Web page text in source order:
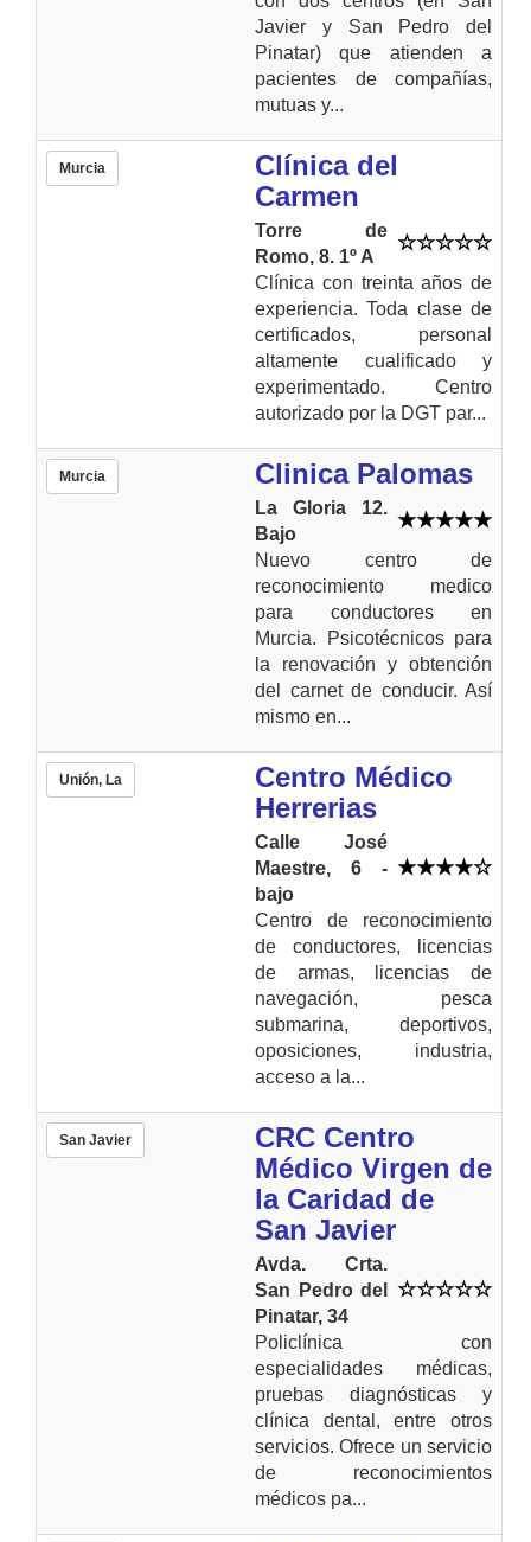
Javier y San Pedro del
Pinatar) que atienden a
pacientes de compañías,
mutuas y...
Murcia
Clínica del
Carmen
Torre de
Romo, 8. 1º A
Clínica con treinta años de
experiencia. Toda clase de
certificados, personal
altamente cualificado y
experimentado. Centro
autorizado por la DGT par...
Murcia Clinica Palomas
La Gloria 12.
Bajo
Nuevo centro de
reconocimiento medico
para conductores en
Murcia. Psicotécnicos para
la renovación y obtención
del carnet de conducir. Así
mismo en...
Unión, La
Centro Médico
Herrerias
Calle José
Maestre, 6 -
bajo
Centro de reconocimiento
de conductores, licencias
de armas, licencias de
navegación, pesca
submarina, deportivos,
oposiciones, industria,
acceso a la...
San Javier
CRC Centro
Médico Virgen de
la Caridad de
San Javier
Avda. Crta.
San Pedro del
Pinatar, 34
Policlínica con
especialidades médicas,
pruebas diagnósticas y
clínica dental, entre otros
servicios. Ofrece un servicio
de reconocimientos
médicos pa...